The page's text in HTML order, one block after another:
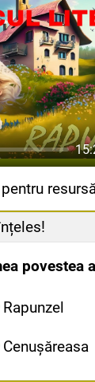
povestea
Rapunzel
Cenușăreasa